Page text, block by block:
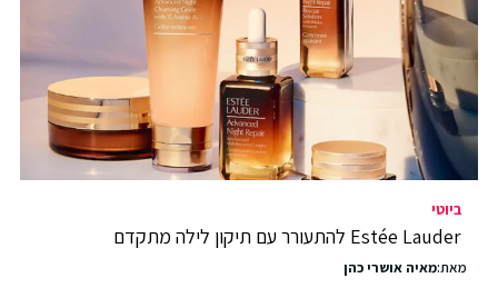
ביוטי
Estée Lauder להתעורר עם תיקון לילה מתקדם
מאת:מאיה אושרי כהן